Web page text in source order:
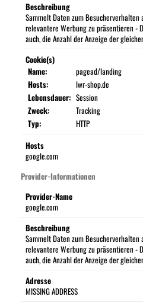
Beschreibung
Sammelt Daten zum
relevantere Werbung zu präsentieren -
auch, die Anzahl der Anzeige der
Cookie(s)
Name:
pagead/landing
Hosts:
lwr-shop.de
Lebensdauer: Session
Zweck:
Tracking
Typ:
HTTP
Hosts
google.com
Provider-Informationen
Provider-Name
google.com
Beschreibung
Sammelt Daten zum
relevantere Werbung zu präsentieren -
auch, die Anzahl der Anzeige der
Adresse
MISSING ADDRESS